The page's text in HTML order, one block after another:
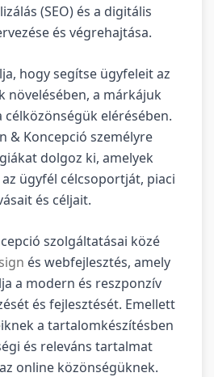
(SEO) és a digitális
és végrehajtása.
hogy segítse ügyfeleit az
növelésében, a márkájuk
célközönségük elérésében.
& Koncepció személyre
dolgoz ki, amelyek
ügyfél célcsoportját, piaci
és céljait.
szolgáltatásai közé
és webfejlesztés, amely
a modern és reszponzív
és fejlesztését. Emellett
a tartalomkészítésben
és releváns tartalmat
online közönségüknek.